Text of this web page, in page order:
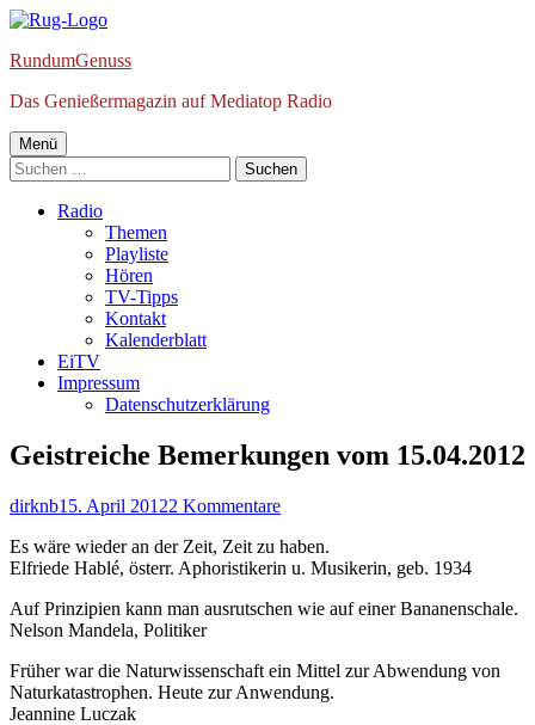
Springe
Inhalt
RundumGenuss
Das Genießermagazin auf Mediatop Radio
Primäres
Menü
Menü
Suchen
nach:
Radio
Themen
Playliste
Hören
TV-Tipps
Kontakt
Kalenderblatt
EiTV
Impressum
Datenschutzerklärung
Geistreiche Bemerkungen vom 15.04.2012
Autor
dirknbVeröffentlicht
15. April 20122 Kommentarezu
Bemerkungen
vom
Es wäre wieder an der Zeit, Zeit zu haben.
Elfriede Hablé, österr. Aphoristikerin u. Musikerin, geb. 1934
Auf Prinzipien kann man ausrutschen wie auf einer Bananenschale.
Nelson Mandela, Politiker
Früher war die Naturwissenschaft ein Mittel zur Abwendung von
Naturkatastrophen. Heute zur Anwendung.
Jeannine Luczak